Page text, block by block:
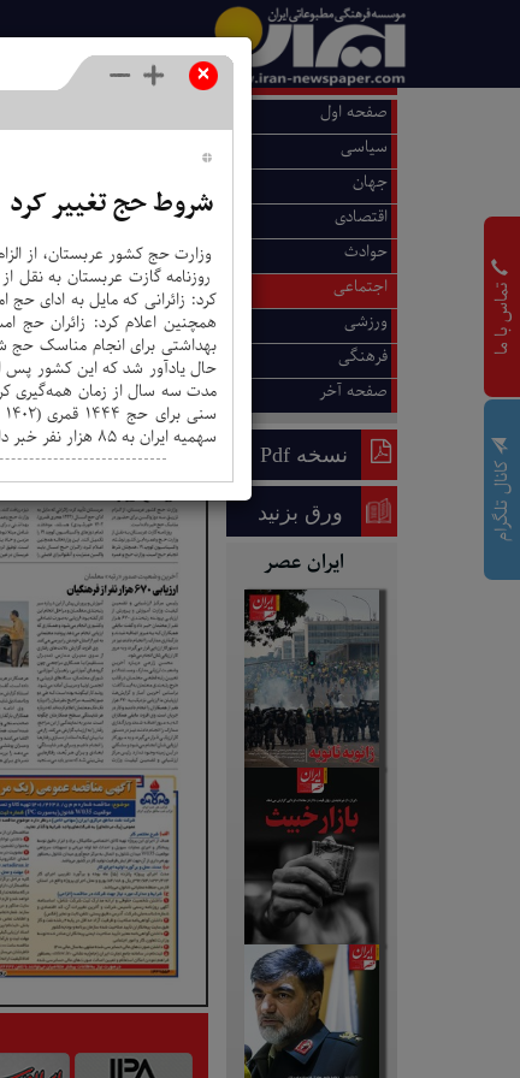
تماس با ما
کانال تلگرام
صفحه اول
سیاسی
جهان
اقتصادی
حوادث
اجتماعی
ورزشی
فرهنگی
صفحه آخر
نسخه Pdf
ورق بزنید
ایران عصر
×
شروط حج تغییر کرد
وزارت حج کشور عربستان، از
همچنین اعلام کرد: زائران حج
بهداشتی برای انجام مناسک حج
مدت سه سال از زمان همه‌گیری
سهمیه ایران به ۸۵ هزار نفر خبر دادند.